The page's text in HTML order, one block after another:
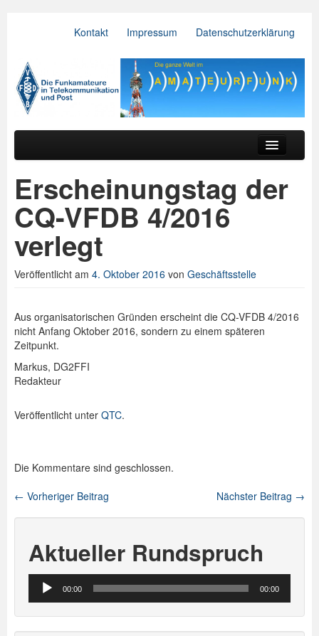
Kontakt Impressum Datenschutzerklärung
VFDB e.V.
Hauptmenü
Der Verein
Referate
BV & OV
Relais
Downloads
Spenden
Login
Erscheinungstag der
CQ-VFDB 4/2016
verlegt
Veröffentlicht am 4. Oktober 2016 von Geschäftsstelle
Aus organisatorischen Gründen erscheint die CQ-VFDB 4/2016
nicht Anfang Oktober 2016, sondern zu einem späteren
Zeitpunkt.
Markus, DG2FFI
Redakteur
Veröffentlicht unter QTC.
Die Kommentare sind geschlossen.
Beitragsnavigation
Nächster Beitrag →
← Vorheriger Beitrag
Aktueller Rundspruch
Audio-
Player
00:00 00:00